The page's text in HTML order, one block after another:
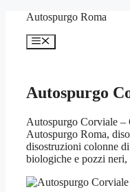
contenuto
Autospurgo Roma
Menu
Autospurgo
Autospurgo Corviale –
Autospurgo Roma,
disostruzioni colonne
biologiche e pozzi